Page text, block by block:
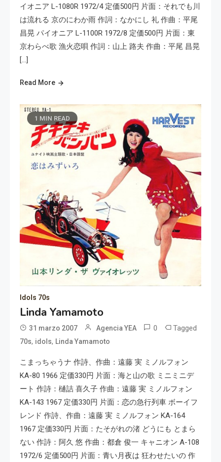
イオニア L-1080R 1972/4 定価500円 片面：それでも川
は流れる 京のにわか雨 作詞：なかにし 礼 作曲：平尾
昌晃 パイオニア L-1100R 1972/8 定価500円 片面：東
京わらべ歌 漁火恋唄 作詞：山上 路夫 作曲：平尾 昌晃
[…]
Read More
1 MIN READ
Idols 70s
Linda Yamamoto
31 marzo 2007 Agencia YEA 0 Tagged
70s, idols, Linda Yamamoto
こまっちゃうナ 作詩、作曲：遠藤 実 ミノルフォン
KA-80 1966 定価330円 片面：海と山の歌 ミニミニデ
ート 作詩：樋詰 喜久子 作曲：遠藤 実 ミノルフォン
KA-143 1967 定価330円 片面：恋の急行列車 ボーイフ
レンド 作詩、作曲：遠藤 実 ミノルフォン KA-164
1967 定価330円 片面：たそがれの渚 どうにも とまら
ない 作詩：阿久 悠 作曲：都倉 俊一 キャニオン A-108
1972/6 定価500円 片面：青い月夜は 狂わせたいの 作